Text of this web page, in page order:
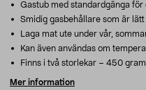
Gastub med standardgänga för
Smidig gasbehållare som är lätt
Laga mat ute under vår,
Kan även användas om
Finns i två storlekar – 450
Mer information